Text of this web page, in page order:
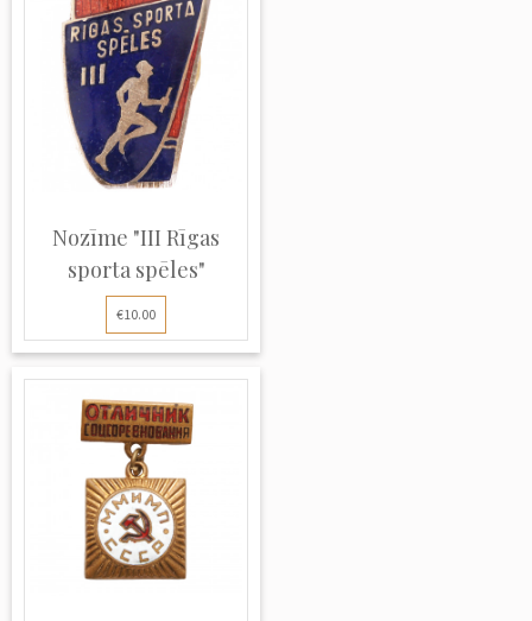
Nozīme "III Rīgas
sporta spēles"
€10.00